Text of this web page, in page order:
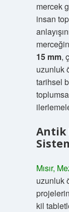
mercek
insan
15 mm,
uzunluk
tarihsel
Antik
Mısır,
uzunluk
kil